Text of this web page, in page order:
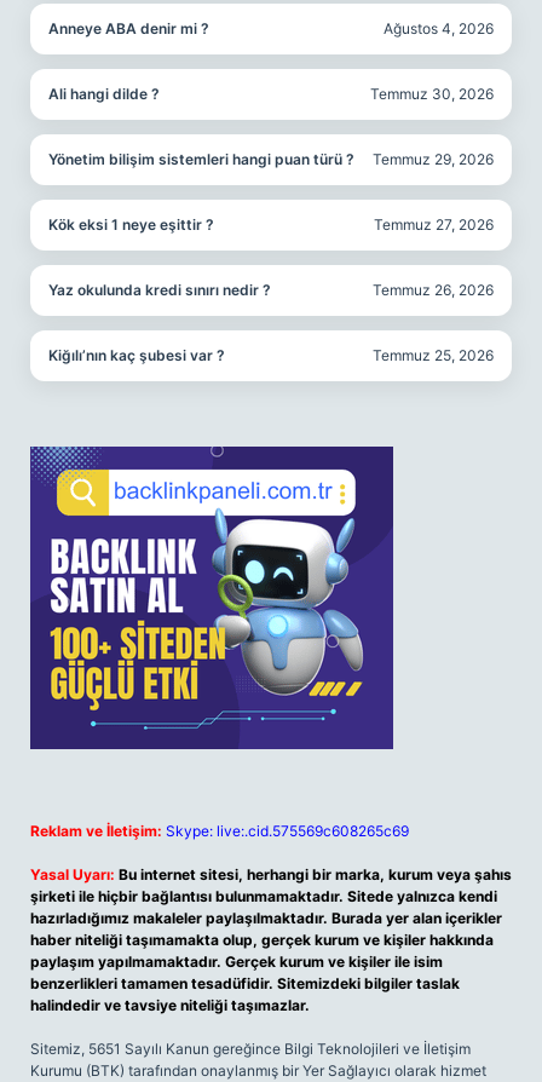
Anneye ABA denir mi ? Ağustos 4, 2026
Ali hangi dilde ? Temmuz 30, 2026
Yönetim bilişim sistemleri hangi puan türü ? Temmuz 29, 2026
Kök eksi 1 neye eşittir ? Temmuz 27, 2026
Yaz okulunda kredi sınırı nedir ? Temmuz 26, 2026
Kiğılı’nın kaç şubesi var ? Temmuz 25, 2026
Reklam ve İletişim: Skype: live:.cid.575569c608265c69
Yasal Uyarı: Bu internet sitesi, herhangi bir marka, kurum veya şahıs
şirketi ile hiçbir bağlantısı bulunmamaktadır. Sitede yalnızca kendi
hazırladığımız makaleler paylaşılmaktadır. Burada yer alan içerikler
haber niteliği taşımamakta olup, gerçek kurum ve kişiler hakkında
paylaşım yapılmamaktadır. Gerçek kurum ve kişiler ile isim
benzerlikleri tamamen tesadüfidir. Sitemizdeki bilgiler taslak
halindedir ve tavsiye niteliği taşımazlar.
Sitemiz, 5651 Sayılı Kanun gereğince Bilgi Teknolojileri ve İletişim
Kurumu (BTK) tarafından onaylanmış bir Yer Sağlayıcı olarak hizmet